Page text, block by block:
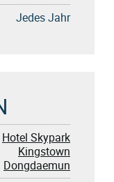
Jedes Jahr
Hotel Skypark
Kingstown
Dongdaemun